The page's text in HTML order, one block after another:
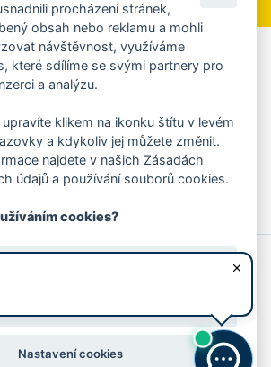
Mobilní rozhlas
svého mobilu či mailu upozornění na
na kulturní a sportovní akce?
informací o aplikaci
Prohlášení o používání cookies
procházení stránek,
obsah nebo reklamu a mohli
návštěvnost, využíváme
které sdílíme se svými partnery pro
a analýzu.
klikem na ikonku štítu v levém
a kdykoliv jej můžete změnit.
najdete v našich Zásadách
údajů a používání souborů cookies.
cookies?
Nastavení cookies